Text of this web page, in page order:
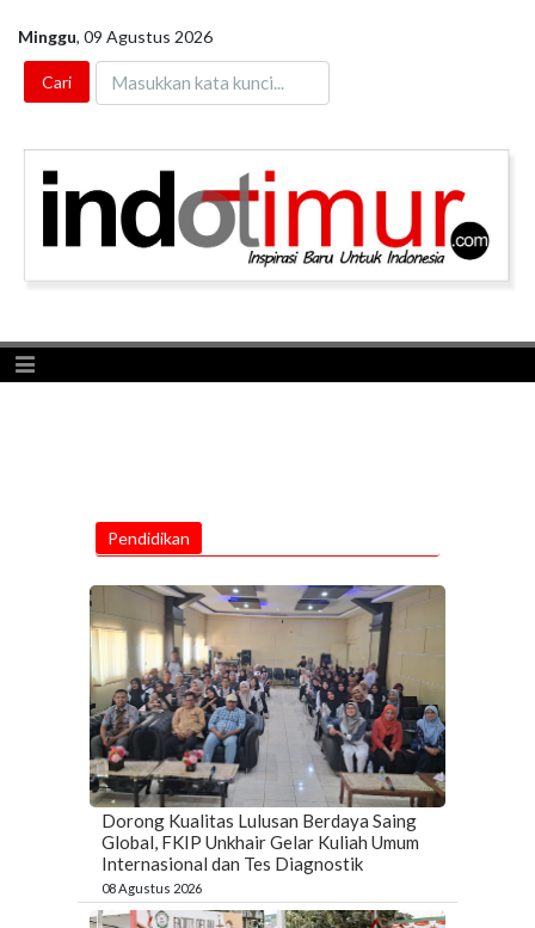
Minggu, 09 Agustus 2026
Toggle navigation
Pendidikan
Dorong Kualitas Lulusan Berdaya Saing
Global, FKIP Unkhair Gelar Kuliah Umum
Internasional dan Tes Diagnostik
08 Agustus 2026